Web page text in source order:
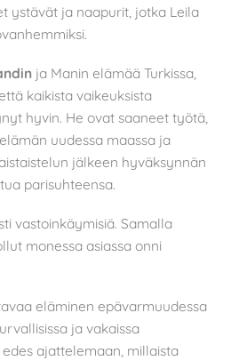
ystävät ja naapurit, jotka Leila
ja Manin elämää Turkissa,
kaikista vaikeuksista
hyvin. He ovat saaneet työtä,
uudessa maassa ja
jälkeen hyväksynnän
parisuhteensa.
vastoinkäymisiä. Samalla
monessa asiassa onni
eläminen epävarmuudessa
ja vakaissa
ajattelemaan, millaista